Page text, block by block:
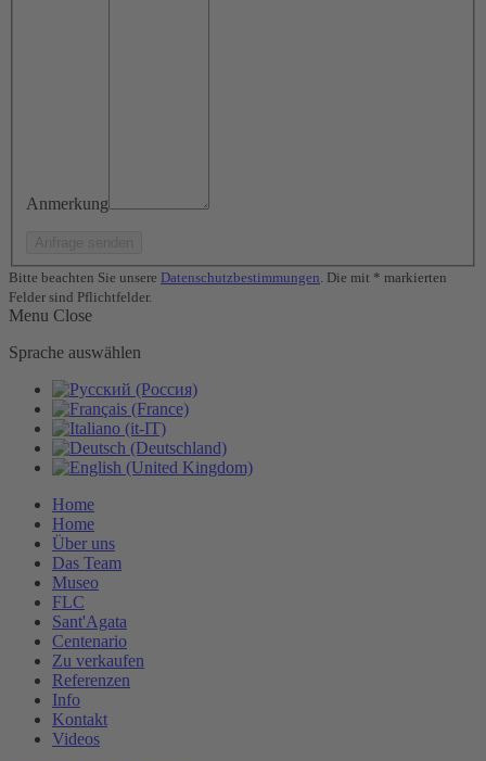
Anmerkung
Bitte beachten Sie unsere Datenschutzbestimmungen . Die mit * markierten
Felder sind Pflichtfelder.
Menu Close
Sprache auswählen
Home
Home
Über uns
Das Team
Museo
FLC
Sant'Agata
Centenario
Zu verkaufen
Referenzen
Info
Kontakt
Videos